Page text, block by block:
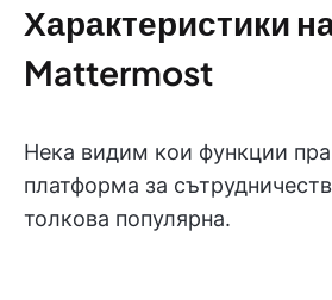
Характеристики
Mattermost
Нека видим кои функции
платформа за
толкова популярна.